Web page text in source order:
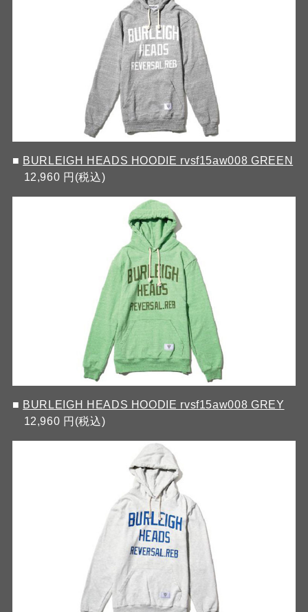
■ BURLEIGH HEADS HOODIE rvsf15aw008 GREEN
12,960 円(税込)
■ BURLEIGH HEADS HOODIE rvsf15aw008 GREY
12,960 円(税込)